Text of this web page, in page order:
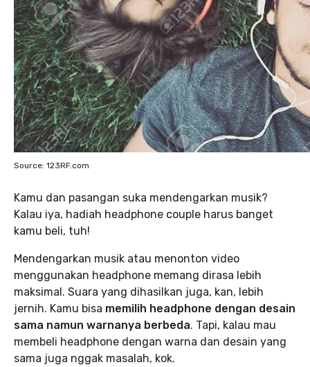
Source: 123RF.com
Kamu dan pasangan suka mendengarkan musik?
Kalau iya, hadiah headphone couple harus banget
kamu beli, tuh!
Mendengarkan musik atau menonton video
menggunakan headphone memang dirasa lebih
maksimal. Suara yang dihasilkan juga, kan, lebih
jernih. Kamu bisa memilih headphone dengan desain
sama namun warnanya berbeda. Tapi, kalau mau
membeli headphone dengan warna dan desain yang
sama juga nggak masalah, kok.